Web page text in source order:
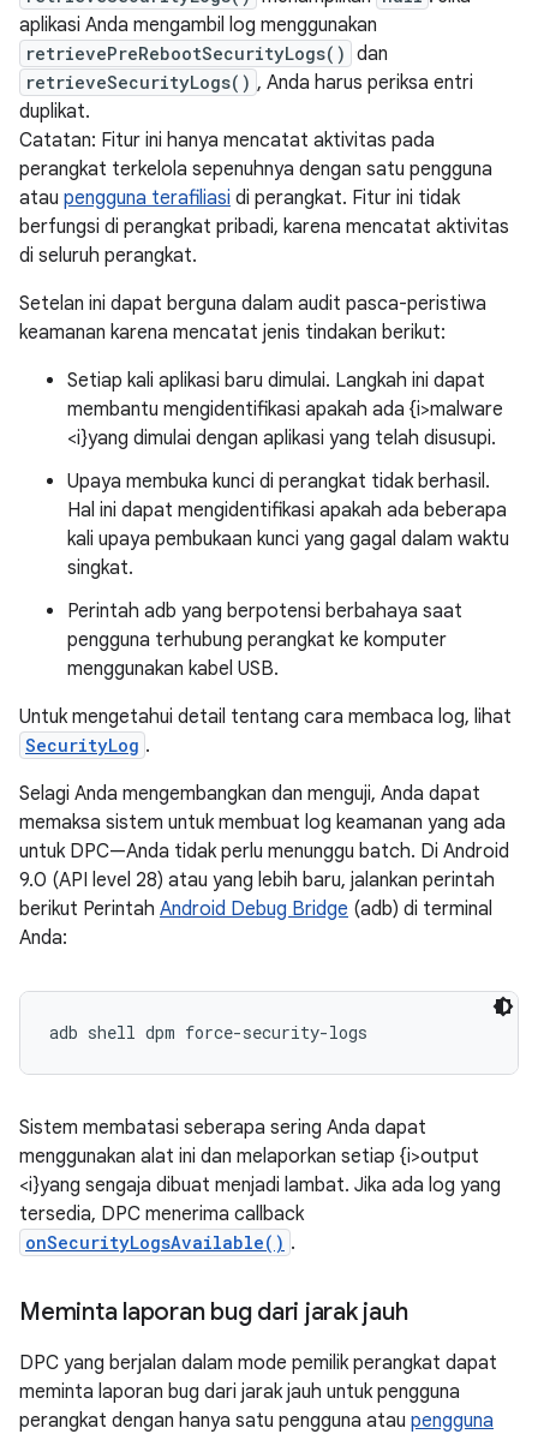
aplikasi Anda mengambil log menggunakan
retrievePreRebootSecurityLogs() dan
retrieveSecurityLogs() , Anda harus periksa entri
duplikat.
Catatan: Fitur ini hanya mencatat aktivitas pada
perangkat terkelola sepenuhnya dengan satu pengguna
atau pengguna terafiliasi di perangkat. Fitur ini tidak
berfungsi di perangkat pribadi, karena mencatat aktivitas
di seluruh perangkat.
Setelan ini dapat berguna dalam audit pasca-peristiwa
keamanan karena mencatat jenis tindakan berikut:
Setiap kali aplikasi baru dimulai. Langkah ini dapat
membantu mengidentifikasi apakah ada {i>malware
<i}yang dimulai dengan aplikasi yang telah disusupi.
Upaya membuka kunci di perangkat tidak berhasil.
Hal ini dapat mengidentifikasi apakah ada beberapa
kali upaya pembukaan kunci yang gagal dalam waktu
singkat.
Perintah adb yang berpotensi berbahaya saat
pengguna terhubung perangkat ke komputer
menggunakan kabel USB.
Untuk mengetahui detail tentang cara membaca log, lihat
SecurityLog .
Selagi Anda mengembangkan dan menguji, Anda dapat
memaksa sistem untuk membuat log keamanan yang ada
untuk DPC—Anda tidak perlu menunggu batch. Di Android
9.0 (API level 28) atau yang lebih baru, jalankan perintah
berikut Perintah Android Debug Bridge (adb) di terminal
Anda:
adb shell dpm force-security-logs
Sistem membatasi seberapa sering Anda dapat
menggunakan alat ini dan melaporkan setiap {i>output
<i}yang sengaja dibuat menjadi lambat. Jika ada log yang
tersedia, DPC menerima callback
onSecurityLogsAvailable() .
Meminta laporan bug dari jarak jauh
DPC yang berjalan dalam mode pemilik perangkat dapat
meminta laporan bug dari jarak jauh untuk pengguna
perangkat dengan hanya satu pengguna atau pengguna